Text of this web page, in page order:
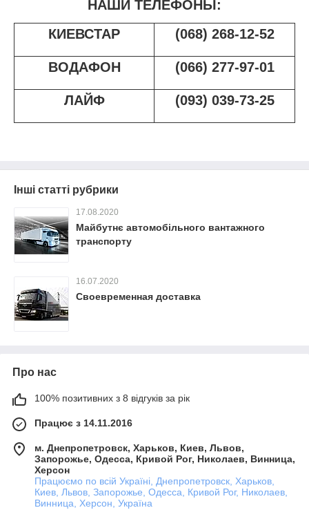
НАШИ ТЕЛЕФОНЫ:
КИЕВСТАР
(068) 268-12-52
ВОДАФОН (066) 277-97-01
ЛАЙФ (093) 039-73-25
Інші статті рубрики
17.08.2020
Майбутнє автомобільного вантажного
транспорту
16.07.2020
Своевременная доставка
Про нас
100% позитивних з 8 відгуків за рік
Працює з 14.11.2016
м. Днепропетровск, Харьков, Киев, Львов,
Запорожье, Одесса, Кривой Рог, Николаев, Винница,
Херсон
Працюємо по всій Україні, Днепропетровск, Харьков,
Киев, Львов, Запорожье, Одесса, Кривой Рог, Николаев,
Винница, Херсон, Україна